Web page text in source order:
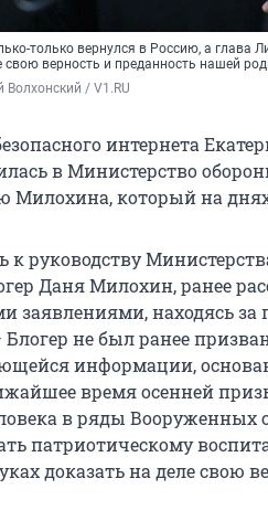
только вернулся в Россию, а глава
свою верность и преданность нашей
Волхонский / V1.RU
интернета
в Министерство
Милохина, который на
руководству
Даня Милохин, ранее
заявлениями, находясь
не был ранее
информации,
время осенней
в ряды Вооруженных
патриотическому
доказать на деле свою